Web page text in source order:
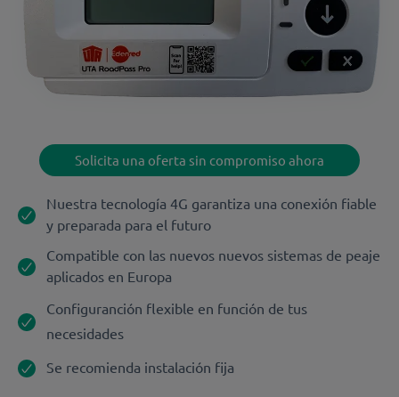
Solicita una oferta sin compromiso ahora
Nuestra tecnología 4G garantiza una conexión fiable
y preparada para el futuro
Compatible con las nuevos nuevos sistemas de peaje
aplicados en Europa
Configuranción flexible en función de tus
necesidades
Se recomienda instalación fija